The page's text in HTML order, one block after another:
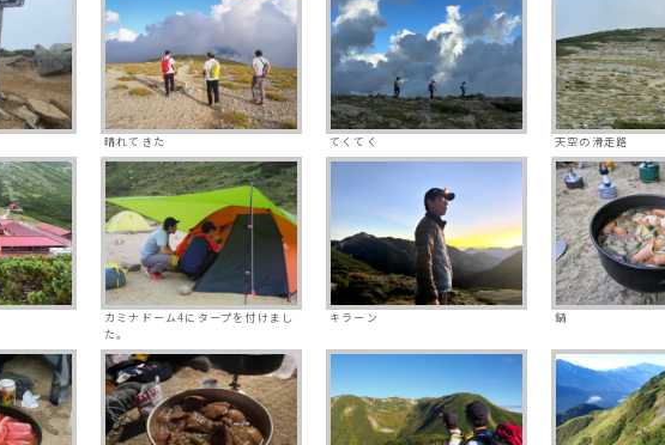
晴れてきた てくてく 天空の滑走路
カミナドーム4にタープを付けまし
た。
キラーン 鍋